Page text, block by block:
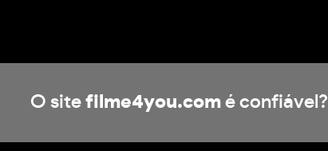
O site filme4you.comé confiável?